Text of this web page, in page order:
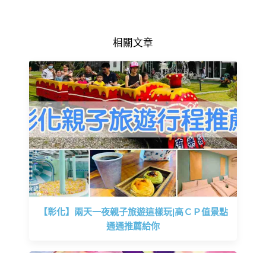
相關文章
【彰化】兩天一夜親子旅遊這樣玩|高ＣＰ值景點
通通推薦給你